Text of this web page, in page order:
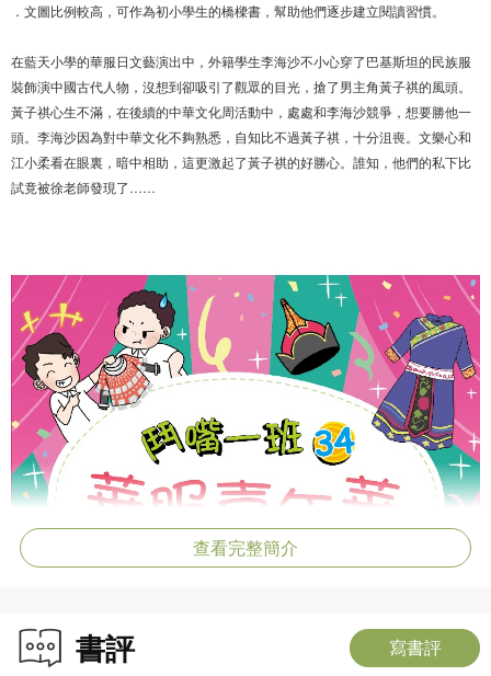
．文圖比例較高，可作為初小學生的橋樑書，幫助他們逐步建立閱讀習慣。
在藍天小學的華服日文藝演出中，外籍學生李海沙不小心穿了巴基斯坦的民族服
裝飾演中國古代人物，沒想到卻吸引了觀眾的目光，搶了男主角黃子祺的風頭。
黃子祺心生不滿，在後續的中華文化周活動中，處處和李海沙競爭，想要勝他一
頭。李海沙因為對中華文化不夠熟悉，自知比不過黃子祺，十分沮喪。文樂心和
江小柔看在眼裏，暗中相助，這更激起了黃子祺的好勝心。誰知，他們的私下比
試竟被徐老師發現了……
查看完整簡介
書評 寫書評